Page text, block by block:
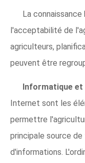
La
l'acceptabilité de
agriculteurs,
peuvent être
Informatique et
Internet sont les
permettre
principale source
d'informations.